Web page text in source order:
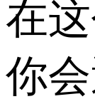
在
你